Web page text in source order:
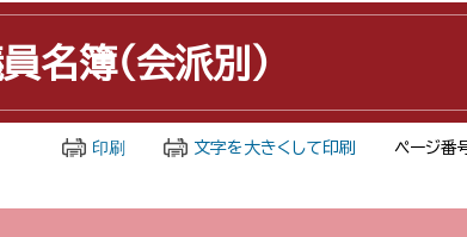
名簿（会派別）
印刷 文字を大きくして印刷 ページ番